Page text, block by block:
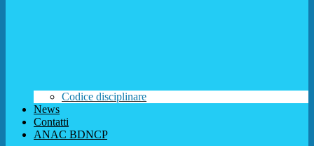
Codice disciplinare
News
Contatti
ANAC BDNCP